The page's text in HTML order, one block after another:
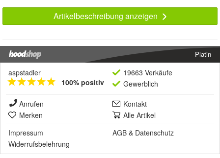
Artikelbeschreibung anzeigen
Platin
aspstadler
100% positiv
19663 Verkäufe
Gewerblich
Anrufen
Kontakt
Merken
Alle Artikel
Impressum
AGB & Datenschutz
Widerrufsbelehrung